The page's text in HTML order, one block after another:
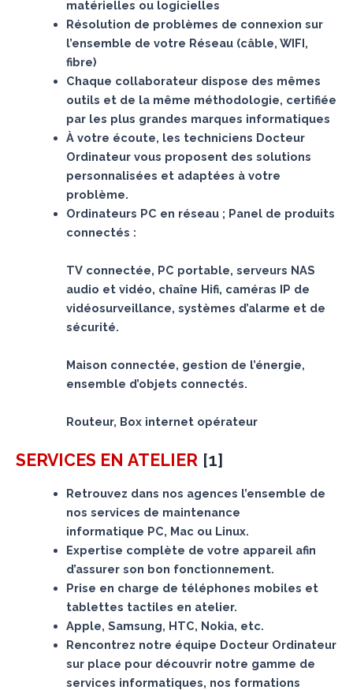
matérielles ou logicielles
Résolution de problèmes de connexion sur
l’ensemble de votre Réseau (câble, WIFI,
fibre)
Chaque collaborateur dispose des mêmes
outils et de la même méthodologie, certifiée
par les plus grandes marques informatiques
À votre écoute, les techniciens Docteur
Ordinateur vous proposent des solutions
personnalisées et adaptées à votre
problème.
Ordinateurs PC en réseau ; Panel de produits
connectés :
TV connectée, PC portable, serveurs NAS
audio et vidéo, chaîne Hifi, caméras IP de
vidéosurveillance, systèmes d’alarme et de
sécurité.
Maison connectée, gestion de l’énergie,
ensemble d’objets connectés.
Routeur, Box internet opérateur
SERVICES EN ATELIER [1]
Retrouvez dans nos agences l’ensemble de
nos services de maintenance
informatique PC, Mac ou Linux.
Expertise complète de votre appareil afin
d’assurer son bon fonctionnement.
Prise en charge de téléphones mobiles et
tablettes tactiles en atelier.
Apple, Samsung, HTC, Nokia, etc.
Rencontrez notre équipe Docteur Ordinateur
sur place pour découvrir notre gamme de
services informatiques, nos formations